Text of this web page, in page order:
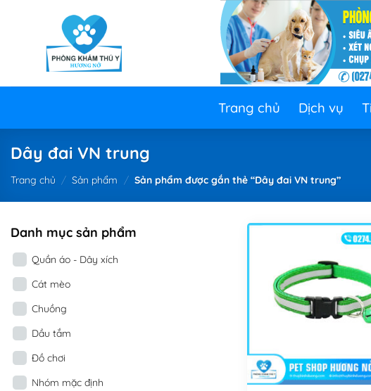
Trang chủ Dịch vụ
Dây đai VN trung
Trang chủ / Sản phẩm / Sản phẩm được gắn thẻ “Dây đai VN trung”
Danh mục sản phẩm
Quần áo - Dây xích
Cát mèo
Chuồng
Dầu tắm
Đồ chơi
Nhóm mặc định